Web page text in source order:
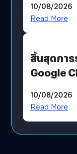
เติมเต็มค
10/08/2026
Read More
สิ้นสุดกา
Google
เงื่อนไขที่ก
10/08/2026
Read More